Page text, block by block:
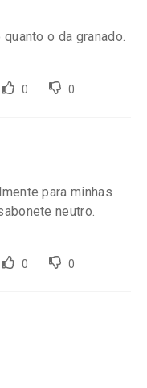
o da granado.
0 0
para minhas
neutro.
0 0